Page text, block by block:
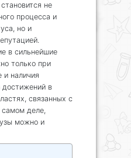
не
процесса и
но и
в сильнейшие
только при
и наличия
достижений в
связанных с
деле,
можно и